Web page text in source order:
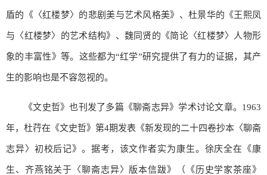
盾的《〈红楼梦〉的悲剧美与艺术风格美》、杜景华的《王熙凤
与〈红楼梦〉的艺术结构》、魏同贤的《简论〈红楼梦〉人物形
象的丰富性》等。这些都为“红学”研究提供了有力的证据，其产
生的影响也是不容忽视的。
《文史哲》也刊发了多篇《聊斋志异》学术讨论文章。1963
年，杜荇在《文史哲》第4期发表《新发现的二十四卷抄本〈聊斋
志异〉初校后记》。据考，该文作者实为康生。徐庆全在《康
生、齐燕铭关于〈聊斋志异〉版本信跋》（《历史学家茶座》